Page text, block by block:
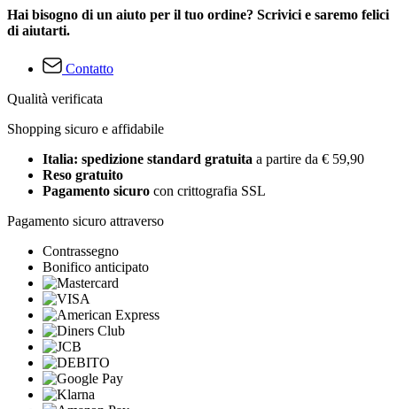
Hai bisogno di un aiuto per il tuo ordine? Scrivici e saremo felici
di aiutarti.
Contatto
Qualità verificata
Shopping sicuro e affidabile
Italia: spedizione standard gratuita a partire da € 59,90
Reso gratuito
Pagamento sicuro con crittografia SSL
Pagamento sicuro attraverso
Contrassegno
Bonifico anticipato